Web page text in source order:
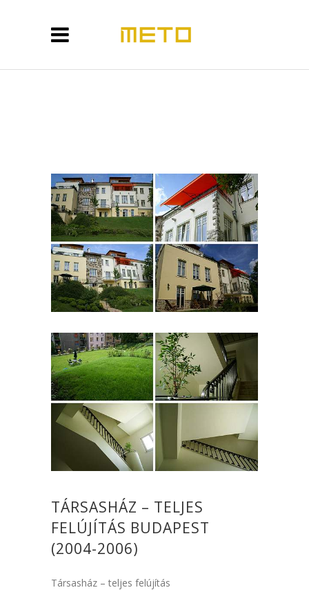
TÁRSASHÁZ – TELJES
FELÚJÍTÁS BUDAPEST
(2004-2006)
Társasház – teljes felújítás